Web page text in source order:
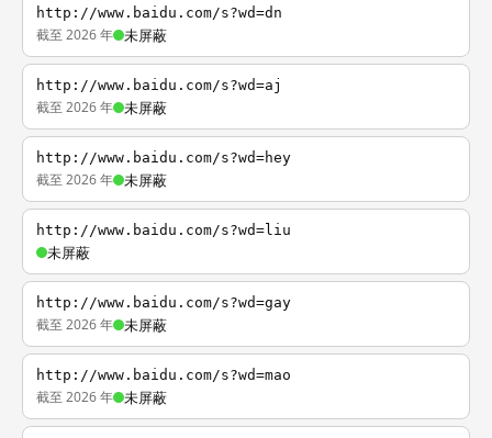
http://www.baidu.com/s?wd=dn
截至 2026 年 未屏蔽
http://www.baidu.com/s?wd=aj
截至 2026 年 未屏蔽
http://www.baidu.com/s?wd=hey
截至 2026 年 未屏蔽
http://www.baidu.com/s?wd=liu
未屏蔽
http://www.baidu.com/s?wd=gay
截至 2026 年 未屏蔽
http://www.baidu.com/s?wd=mao
截至 2026 年 未屏蔽